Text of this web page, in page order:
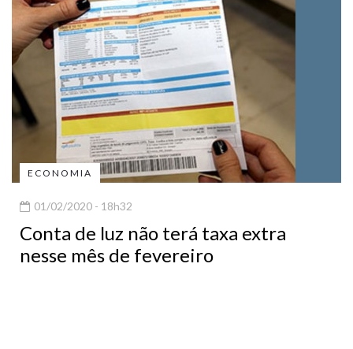
ECONOMIA
01/02/2020 - 18h32
Conta de luz não terá taxa extra
nesse mês de fevereiro